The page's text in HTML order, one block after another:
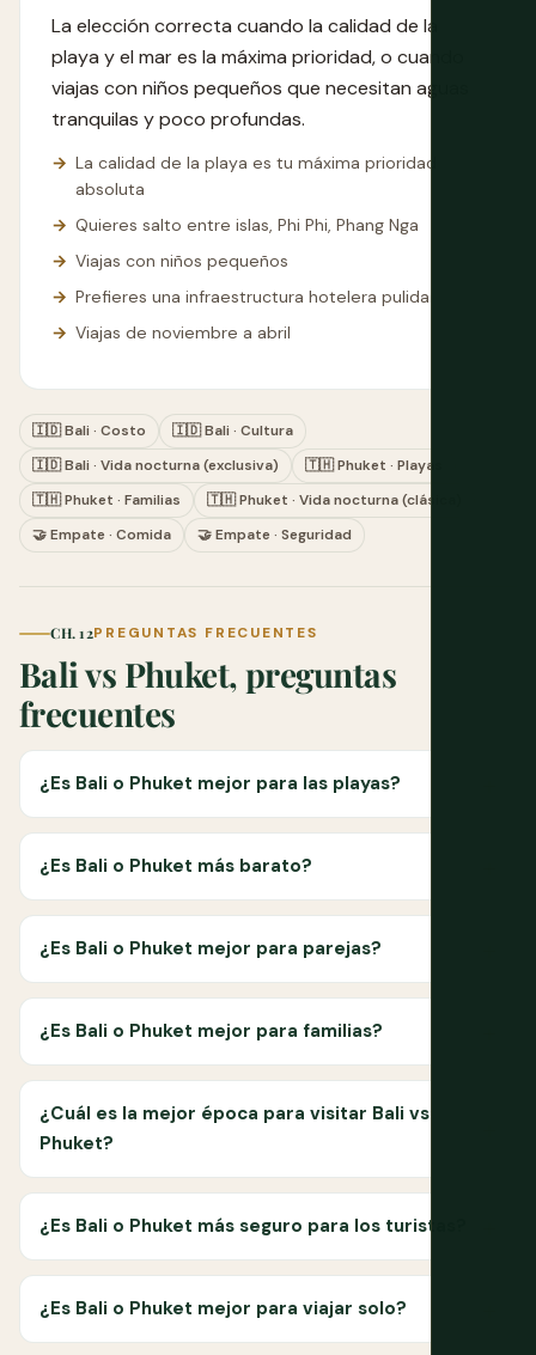
La elección correcta cuando la calidad de la
playa y el mar es la máxima prioridad, o cuando
viajas con niños pequeños que necesitan aguas
tranquilas y poco profundas.
La calidad de la playa es tu máxima prioridad
absoluta
Quieres salto entre islas, Phi Phi, Phang Nga
Viajas con niños pequeños
Prefieres una infraestructura hotelera pulida
Viajas de noviembre a abril
🇮🇩 Bali · Costo
🇮🇩 Bali · Cultura
🇮🇩 Bali · Vida nocturna (exclusiva)
🇹🇭 Phuket · Playas
🇹🇭 Phuket · Familias
🇹🇭 Phuket · Vida nocturna (clásica)
🤝 Empate · Comida
🤝 Empate · Seguridad
CH. 12PREGUNTAS FRECUENTES
Bali vs Phuket, preguntas
frecuentes
¿Es Bali o Phuket mejor para las playas?
¿Es Bali o Phuket más barato?
¿Es Bali o Phuket mejor para parejas?
¿Es Bali o Phuket mejor para familias?
¿Cuál es la mejor época para visitar Bali vs
Phuket?
¿Es Bali o Phuket más seguro para los turistas?
¿Es Bali o Phuket mejor para viajar solo?